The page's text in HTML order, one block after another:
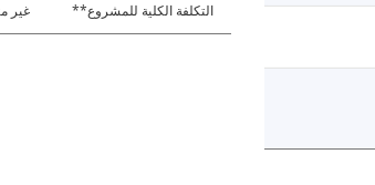
التكلفة الكلية للمشروع** غير